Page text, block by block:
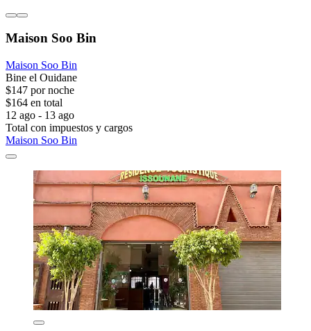
Maison Soo Bin
Maison Soo Bin
Bine el Ouidane
$147 por noche
$164 en total
12 ago - 13 ago
Total con impuestos y cargos
Maison Soo Bin